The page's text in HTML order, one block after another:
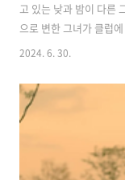
고 있는 낮과 밤이 다른
으로 변한 그녀가 클럽
에 위기에 빠지는 모습
랍니다. 어제(29일) 방
청률 6.2%, 수도권 가
록을 경신했습니다. 거
다른 그녀 5회 리뷰
라마 낮과 밤이 다른
2024. 6. 30.